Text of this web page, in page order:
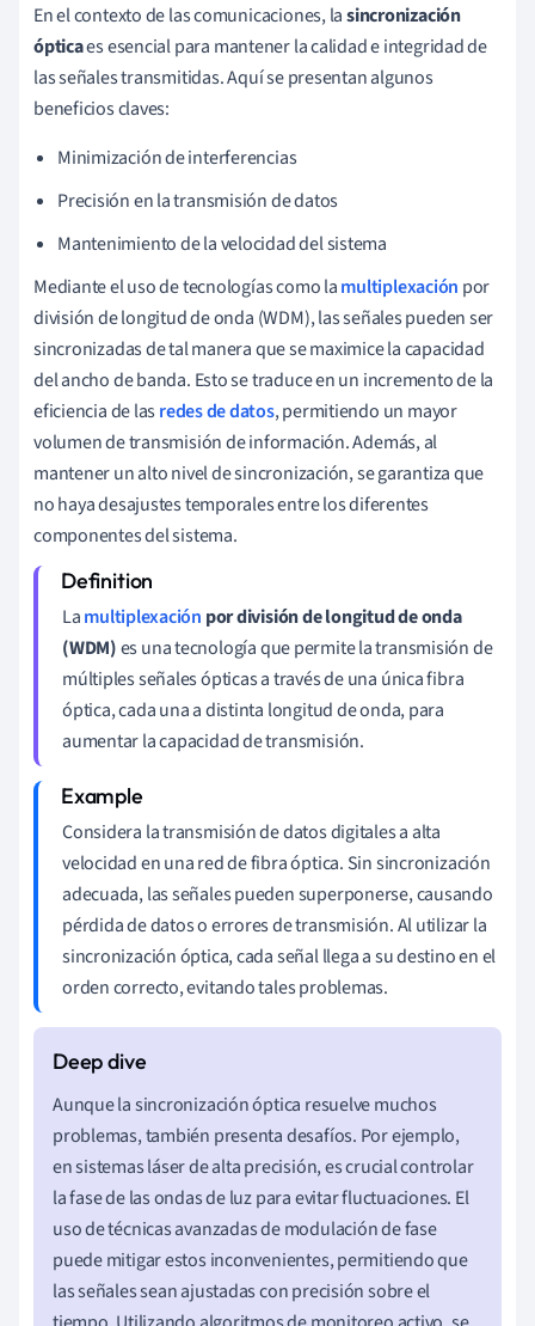
En el contexto de las comunicaciones, lasincronización
ópticaes esencial para mantener la calidad e integridad de
las señales transmitidas. Aquí se presentan algunos
beneficios claves:
Minimización de interferencias
Precisión en la transmisión de datos
Mantenimiento de la velocidad del sistema
Mediante el uso de tecnologías como lamultiplexación por
división de longitud de onda (WDM), las señales pueden ser
sincronizadas de tal manera que se maximice la capacidad
del ancho de banda. Esto se traduce en un incremento de la
eficiencia de lasredes de datos, permitiendo un mayor
volumen de transmisión de información. Además, al
mantener un alto nivel de sincronización, se garantiza que
no haya desajustes temporales entre los diferentes
componentes del sistema.
Lamultiplexación por división de longitud de onda
(WDM)es una tecnología que permite la transmisión de
múltiples señales ópticas a través de una única fibra
óptica, cada una a distinta longitud de onda, para
aumentar la capacidad de transmisión.
Considera la transmisión de datos digitales a alta
velocidad en una red de fibra óptica. Sin sincronización
adecuada, las señales pueden superponerse, causando
pérdida de datos o errores de transmisión. Al utilizar la
sincronización óptica, cada señal llega a su destino en el
orden correcto, evitando tales problemas.
Aunque la sincronización óptica resuelve muchos
problemas, también presenta desafíos. Por ejemplo,
en sistemas láser de alta precisión, es crucial controlar
la fase de las ondas de luz para evitar fluctuaciones. El
uso de técnicas avanzadas de modulación de fase
puede mitigar estos inconvenientes, permitiendo que
las señales sean ajustadas con precisión sobre el